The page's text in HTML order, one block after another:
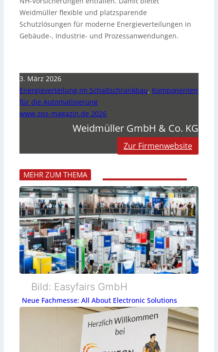
Weidmüller flexible und platzsparende
Schutzlösungen für moderne Energieverteilungen in
Gebäude-, Industrie- und Prozessanwendungen.
3. März 2026
Energieverteilung im Schaltschrankbau, Komponenten
für die Automatisierung
www.sps-magazin.de 2026
Weidmüller GmbH & Co. KG
Zur Firmenwebsite
MEHR ZUM THEMA
Bild: Easyfairs GmbH
Neue Fachmesse: All About Electronic Solutions